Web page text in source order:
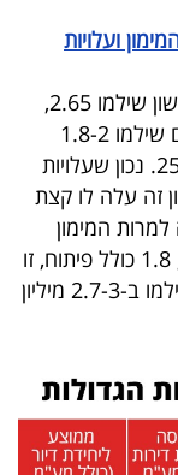
ועלויות
"מחיר הקרקע ירד ב-30%, כי במכרז הראשון שילמו 2.65,
אפילו 3 ליחידת קרקע. במכרזים האחרונים שילמו 1.8-2
ליחידת דיור. וזה מגלם ירידה של 35%-25%. נכון שעלויות
זה עלה לו קצת
המימון
היקר. זכינו במגרש הצפוני במחיר הכי זול, 1.8 כולל פיתוח, זו
ההצעה הכי אטרקטיבית שהייתה. חלק שילמו ב-2.7-3 מיליון